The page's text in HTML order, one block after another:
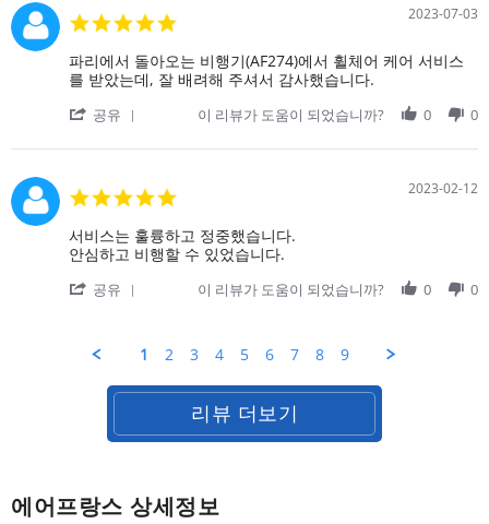
니
다.
의
여
행
이
었
습
니
다.
이
하
고
on
3
2023
rating
2023-07-03
Review
by
3
2023
review
stating
리
서
아
오
는
비
행
기
(AF274)
파리에서 돌아오는 비행기(AF274)에서 휠체어 케어 서비스
를 받았는데, 잘 배려해 주셔서 감사했습니다.
공유
Review
on
3
2023
이 리뷰가 도움이 되었습니까? 0 0
rating
2023-02-12
Review
by
12
review
stating
비
니
다.
서비스는 훌륭하고 정중했습니다.
안심하고 비행할 수 있었습니다.
공유
on
Feb
이 리뷰가 도움이 되었습니까? 0 0
1 2 3 4 5 6 7 8 9
리뷰 더보기
에어프랑스 상세정보